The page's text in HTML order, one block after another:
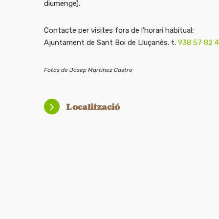
diumenge).
Contacte per visites fora de l’horari habitual:
Ajuntament de Sant Boi de Lluçanès. t. 938 57 82
Fotos de Josep Martínez Castro
Localització